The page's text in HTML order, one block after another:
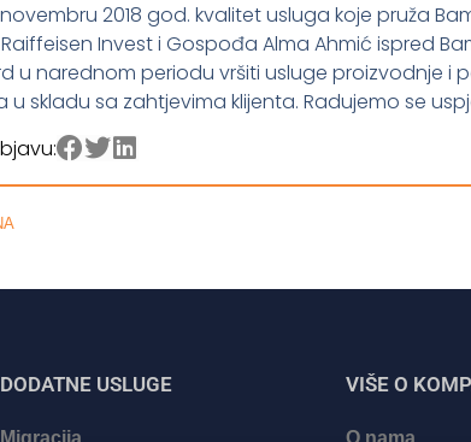
2018 god. kvalitet usluga koje pruža
Raiffeisen Invest i Gospođa Alma Ahmić ispred
u narednom periodu vršiti usluge proizvodnje i
u skladu sa zahtjevima klijenta. Radujemo se
DODATNE USLUGE VIŠE O